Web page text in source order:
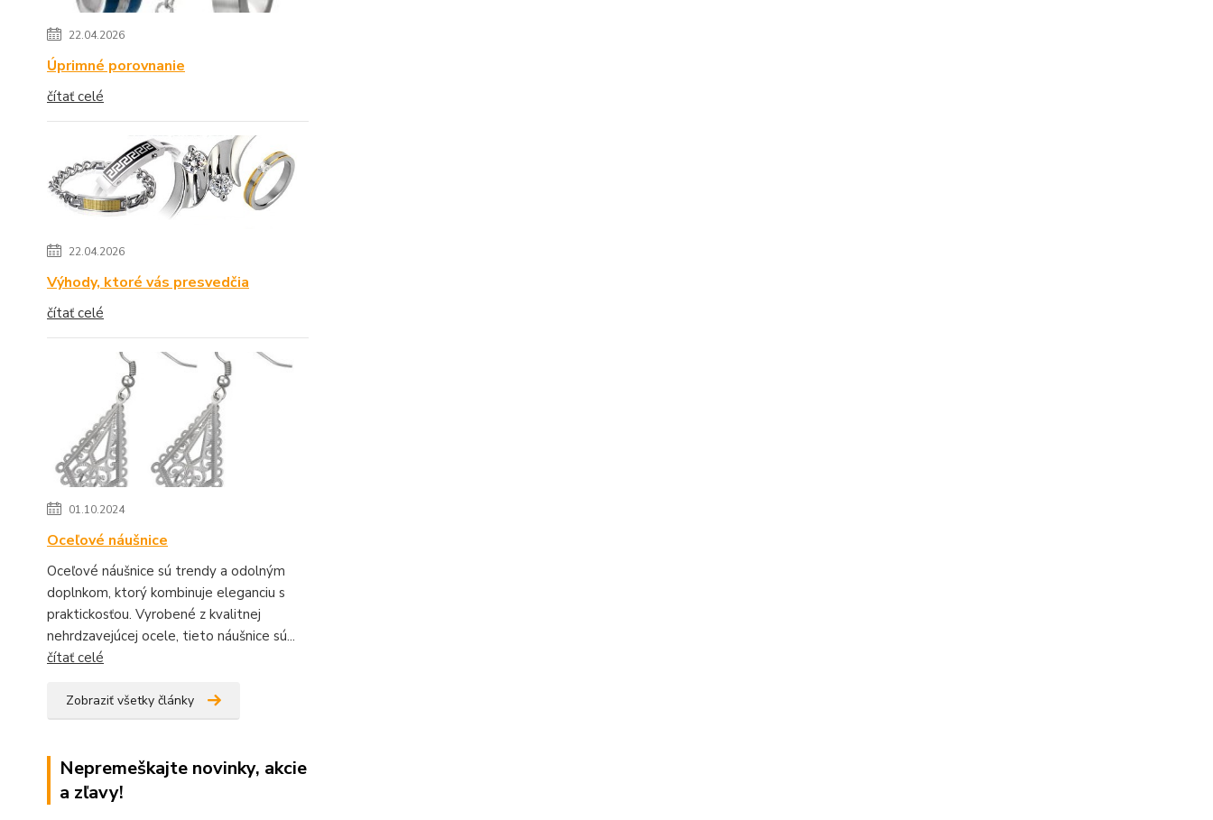
22.04.2026
Úprimné porovnanie
čítať celé
22.04.2026
Výhody, ktoré vás presvedčia
čítať celé
01.10.2024
Oceľové náušnice
Oceľové náušnice sú trendy a odolným
doplnkom, ktorý kombinuje eleganciu s
praktickosťou. Vyrobené z kvalitnej
nehrdzavejúcej ocele, tieto náušnice sú...
čítať celé
Zobraziť všetky články
Nepremeškajte novinky, akcie
a zľavy!